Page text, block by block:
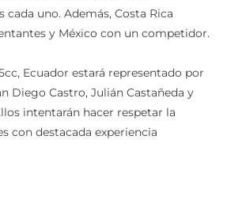
y México con un competidor.
Diego Castro, Julián Castañeda y
intentarán hacer respetar la
con destacada experiencia